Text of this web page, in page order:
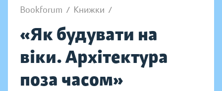
Bookforum / Книжки /
«Як будувати на
віки. Архітектура
поза часом»